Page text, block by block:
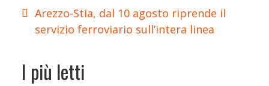
Arezzo-Stia, dal 10 agosto riprende il
servizio ferroviario sull’intera linea
I più letti